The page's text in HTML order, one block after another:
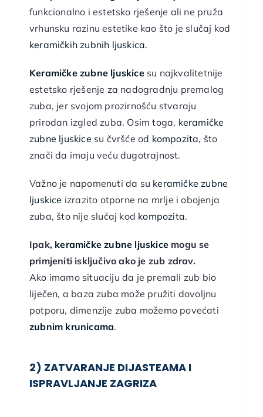
funkcionalno i estetsko rješenje ali ne pruža
vrhunsku razinu estetike kao što je slučaj kod
keramičkih zubnih ljuskica.
Keramičke zubne ljuskicesu najkvalitetnije
estetsko rješenje za nadogradnju premalog
zuba, jer svojom prozirnošću stvaraju
prirodan izgled zuba. Osim toga, keramičke
zubne ljuskice su čvršće od kompozita, što
znači da imaju veću dugotrajnost.
Važno je napomenuti da su keramičke zubne
ljuskice izrazito otporne na mrlje i obojenja
zuba, što nije slučaj kod kompozita.
Ipak, keramičke zubne ljuskicemogu se
primjeniti isključivo ako je zub zdrav.
Ako imamo situaciju da je premali zub bio
liječen, a baza zuba može pružiti dovoljnu
potporu, dimenzije zuba možemo povećati
zubnim krunicama.
2) ZATVARANJE DIJASTEAMA I
ISPRAVLJANJE ZAGRIZA